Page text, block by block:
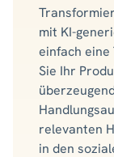
mit KI-
einfach
Sie Ihr
relevanten
in den